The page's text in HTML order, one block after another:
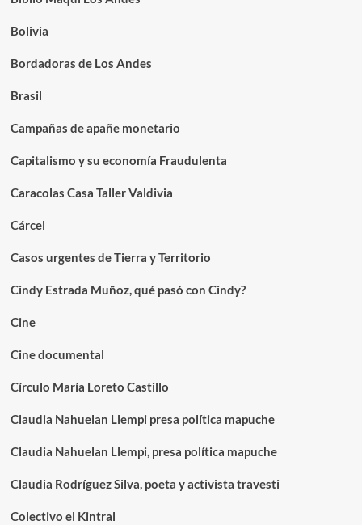
Bolivia
Bordadoras de Los Andes
Brasil
Campañas de apañe monetario
Capitalismo y su economía Fraudulenta
Caracolas Casa Taller Valdivia
Cárcel
Casos urgentes de Tierra y Territorio
Cindy Estrada Muñoz, qué pasó con Cindy?
Cine
Cine documental
Círculo María Loreto Castillo
Claudia Nahuelan Llempi presa política mapuche
Claudia Nahuelan Llempi, presa política mapuche
Claudia Rodríguez Silva, poeta y activista travesti
Colectivo el Kintral